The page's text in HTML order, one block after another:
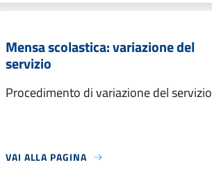
Mensa scolastica: variazione del
servizio
Procedimento di variazione del servizio
VAI ALLA PAGINA